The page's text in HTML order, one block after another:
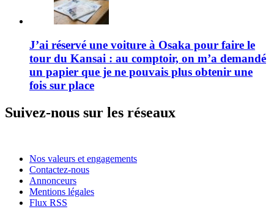
J’ai réservé une voiture à Osaka pour faire le
tour du Kansai : au comptoir, on m’a demandé
un papier que je ne pouvais plus obtenir une
fois sur place
Suivez-nous sur les réseaux
Nos valeurs et engagements
Contactez-nous
Annonceurs
Mentions légales
Flux RSS